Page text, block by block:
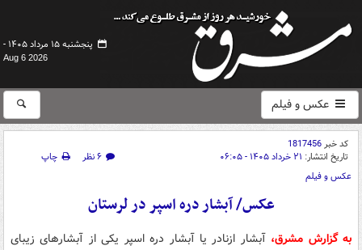
پنجشنبه ۱۵ مرداد ۱۴۰۵ -
Aug 6 2026
عکس و فیلم
کد خبر1817456
تاریخ انتشار: ۲۱ خرداد ۱۴۰۵ - ۰۶:۰۵ ۶ نظر
چاپ
عکس و فیلم
عکس/ آبشار دره اسپر در لرستان
به گزارش مشرق، آبشار ازنادر یا آبشار دره اسپر یکی از آبشارهای زیبای